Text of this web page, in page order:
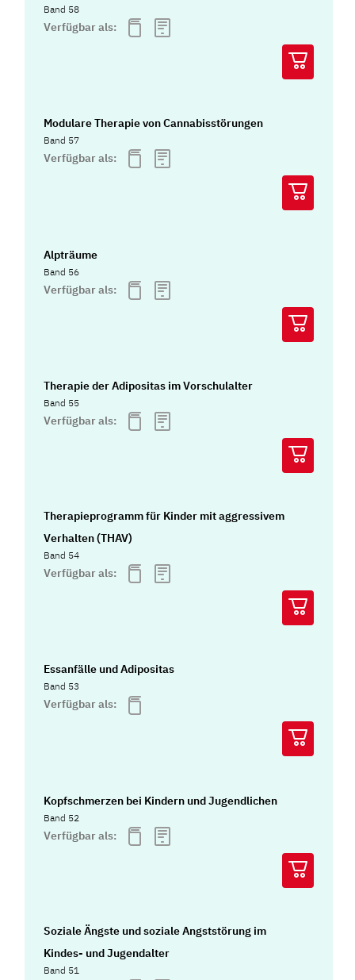
Band 58
Verfügbar als:
Modulare Therapie von Cannabisstörungen
Band 57
Verfügbar als:
Alpträume
Band 56
Verfügbar als:
Therapie der Adipositas im Vorschulalter
Band 55
Verfügbar als:
Therapieprogramm für Kinder mit aggressivem
Verhalten (THAV)
Band 54
Verfügbar als:
Essanfälle und Adipositas
Band 53
Verfügbar als:
Kopfschmerzen bei Kindern und Jugendlichen
Band 52
Verfügbar als:
Soziale Ängste und soziale Angststörung im
Kindes- und Jugendalter
Band 51